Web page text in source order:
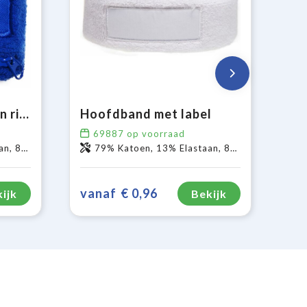
Polsband met label en ritsvakje Hoofdband met label
69887 op voorraad
79% Katoen, 13% Elastaan, 8% Polyester
vanaf € 0,96 Bekijk